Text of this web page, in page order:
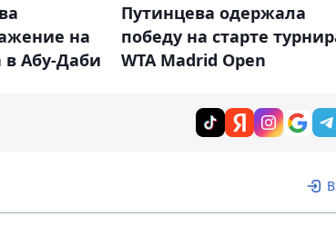
на
в Абу-Даби
Путинцева одержала
победу на старте
WTA Madrid Open